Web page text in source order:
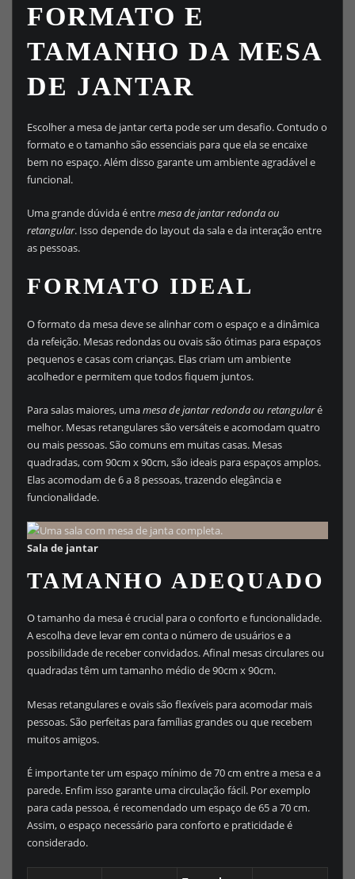
FORMATO E
TAMANHO DA MESA
DE JANTAR
Escolher a mesa de jantar certa pode ser um desafio. Contudo o
formato e o tamanho são essenciais para que ela se encaixe
bem no espaço. Além disso garante um ambiente agradável e
funcional.
Uma grande dúvida é entremesa de jantar redonda ou
retangular. Isso depende do layout da sala e da interação entre
as pessoas.
FORMATO IDEAL
O formato da mesa deve se alinhar com o espaço e a dinâmica
da refeição. Mesas redondas ou ovais são ótimas para espaços
pequenos e casas com crianças. Elas criam um ambiente
acolhedor e permitem que todos fiquem juntos.
Para salas maiores, umamesa de jantar redonda ou retangularé
melhor. Mesas retangulares são versáteis e acomodam quatro
ou mais pessoas. São comuns em muitas casas. Mesas
quadradas, com 90cm x 90cm, são ideais para espaços amplos.
Elas acomodam de 6 a 8 pessoas, trazendo elegância e
funcionalidade.
Sala de jantar
TAMANHO ADEQUADO
O tamanho da mesa é crucial para o conforto e funcionalidade.
A escolha deve levar em conta o número de usuários e a
possibilidade de receber convidados. Afinal mesas circulares ou
quadradas têm um tamanho médio de 90cm x 90cm.
Mesas retangulares e ovais são flexíveis para acomodar mais
pessoas. São perfeitas para famílias grandes ou que recebem
muitos amigos.
É importante ter um espaço mínimo de 70 cm entre a mesa e a
parede. Enfim isso garante uma circulação fácil. Por exemplo
para cada pessoa, é recomendado um espaço de 65 a 70 cm.
Assim, o espaço necessário para conforto e praticidade é
considerado.